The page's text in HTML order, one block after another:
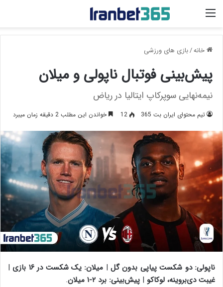
منو
خانه/بازی های ورزشی
پیش‌بینی فوتبال ناپولی و میلان
نیمه‌نهایی سوپرکاپ ایتالیا در ریاض
تیم محتوای ایران بت 365 12 خواندن این مطلب 2 دقیقه زمان میبرد
ناپولی: دو شکست پیاپی بدون گل| میلان: یک شکست در ۱۶ بازی
|
غیبت دی‌بروینه، لوکاکو | پیش‌بینی: برد ۲-۱ میلان .